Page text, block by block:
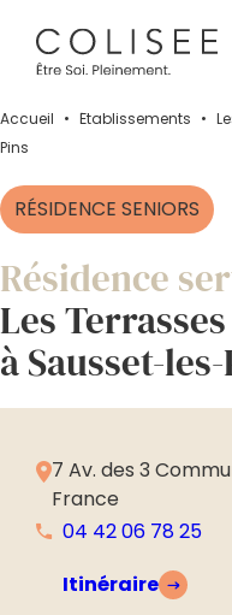
Accueil • Établissements •
Pins
RÉSIDENCE SENIORS
Résidence
Les
à Sausset-
7 Av. des 3
France
04 42 06 78 25
Itinéraire